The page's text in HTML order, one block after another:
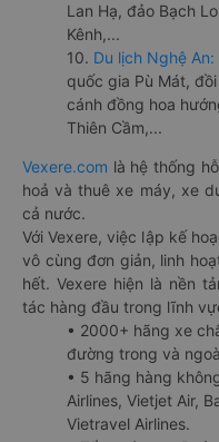
Lan Hạ, đảo Bạch
Kênh,...
10. Du lịch Nghệ An:
quốc gia Pù Mát,
cánh đồng hoa
Thiên Cầm,...
Vexere.com là hệ thống
hoả và thuê xe máy, xe
cả nước.
Với Vexere, việc lập kế
vô cùng đơn giản, linh
hết. Vexere hiện là nền
tác hàng đầu trong lĩnh
• 2000+ hãng xe
đường trong và
• 5 hãng hàng
Airlines, Vietjet Air,
Vietravel Airlines.